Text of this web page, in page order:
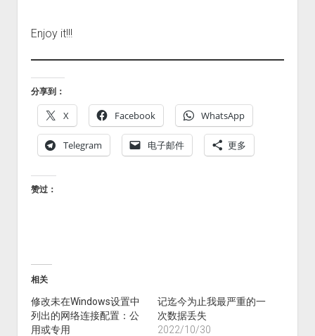
Enjoy it!!!
分享到：
X Facebook WhatsApp
Telegram 电子邮件 更多
赞过：
相关
修改未在Windows设置中
列出的网络连接配置：公
用或专用
记迄今为止我最严重的一
次数据丢失
2022/10/30